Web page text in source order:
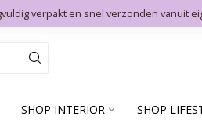
verpakt en snel verzonden vanuit
SHOP INTERIOR SHOP